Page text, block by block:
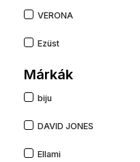
VERONA
Ezüst
Márkák
biju
DAVID JONES
Ellami